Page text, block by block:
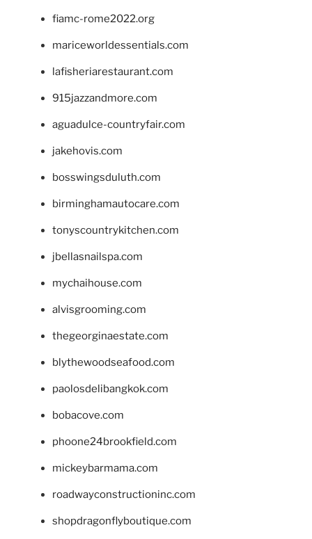
fiamc-rome2022.org
mariceworldessentials.com
lafisheriarestaurant.com
915jazzandmore.com
aguadulce-countryfair.com
jakehovis.com
bosswingsduluth.com
birminghamautocare.com
tonyscountrykitchen.com
jbellasnailspa.com
mychaihouse.com
alvisgrooming.com
thegeorginaestate.com
blythewoodseafood.com
paolosdelibangkok.com
bobacove.com
phoone24brookfield.com
mickeybarmama.com
roadwayconstructioninc.com
shopdragonflyboutique.com